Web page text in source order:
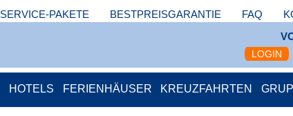
FAQ
BESTPREISGARANTIE
SERVICE-PAKETE
LOGIN
HOTELS FERIENHÄUSER KREUZFAHRTEN